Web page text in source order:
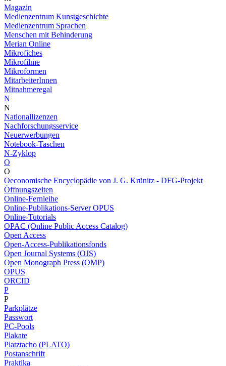
Magazin
Medienzentrum Kunstgeschichte
Medienzentrum Sprachen
Menschen mit Behinderung
Merian Online
Mikrofiches
Mikrofilme
Mikroformen
MitarbeiterInnen
Mitnahmeregal
N
N
Nationallizenzen
Nachforschungsservice
Neuerwerbungen
Notebook-Taschen
N-Zyklop
O
O
Oeconomische Encyclopädie von J. G. Krünitz - DFG-Projekt
Öffnungszeiten
Online-Fernleihe
Online-Publikations-Server OPUS
Online-Tutorials
OPAC (Online Public Access Catalog)
Open Access
Open-Access-Publikationsfonds
Open Journal Systems (OJS)
Open Monograph Press (OMP)
OPUS
ORCID
P
P
Parkplätze
Passwort
PC-Pools
Plakate
Platztacho (PLATO)
Postanschrift
Praktika